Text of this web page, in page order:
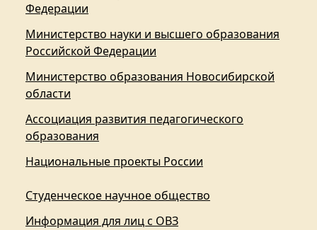
Федерации
Министерство науки и высшего образования
Российской Федерации
Министерство образования Новосибирской
области
Ассоциация развития педагогического
образования
Национальные проекты России
Студенческое научное общество
Информация для лиц с ОВЗ